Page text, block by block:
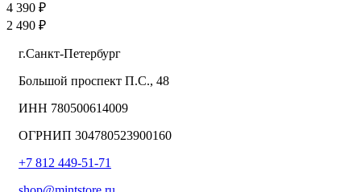
4 390 ₽
2 490 ₽
г.Санкт-Петербург
Большой проспект П.С., 48
ИНН 780500614009
ОГРНИП 304780523900160
+7 812 449-51-71